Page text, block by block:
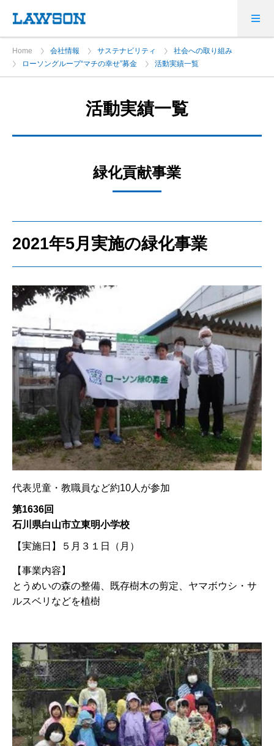
Home 会社情報 サステナビリティ
社会への取り組み
ローソングループ“マチの幸せ”募金
活動実績一覧
活動実績一覧
緑化貢献事業
2021年5月実施の緑化事業
代表児童・教職員など約10人が参加
第1636回
石川県白山市立東明小学校
【実施日】 ５月３１日（月）
【事業内容】
とうめいの森の整備、既存樹木の剪定、ヤマボウシ・サ
ルスベリなどを植樹